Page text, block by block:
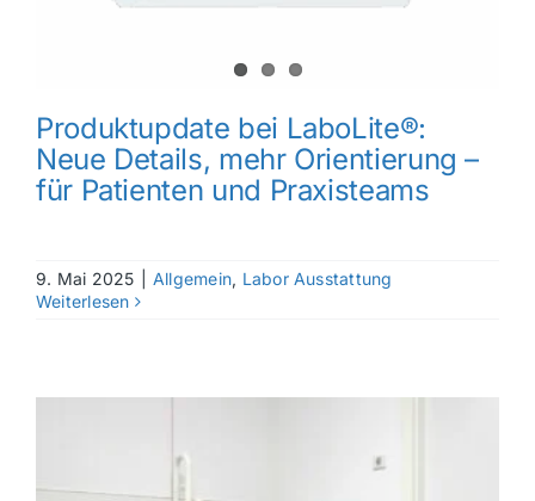
Produktupdate bei LaboLite®:
Neue Details, mehr Orientierung –
für Patienten und Praxisteams
9. Mai 2025 Allgemein, Labor Ausstattung
Weiterlesen